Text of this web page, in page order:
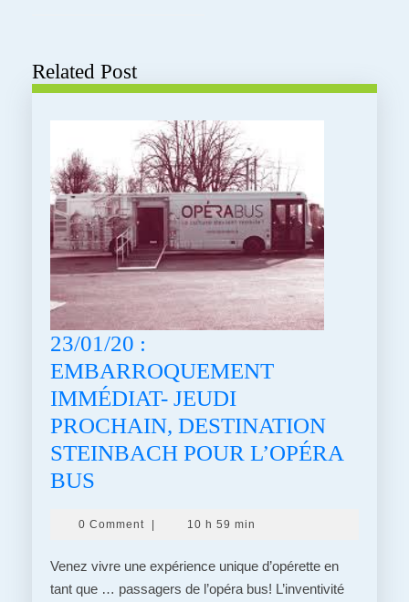
Related Post
23/01/20 :
EMBARROQUEMENT
IMMÉDIAT- JEUDI
PROCHAIN, DESTINATION
STEINBACH POUR L’OPÉRA
BUS
EMBARROQUEMENT
IMMÉDIAT-
JEUDI
0 Comment | 10 h 59 min
Venez vivre une expérience unique d’opérette en
tant que … passagers de l’opéra bus! L’inventivité